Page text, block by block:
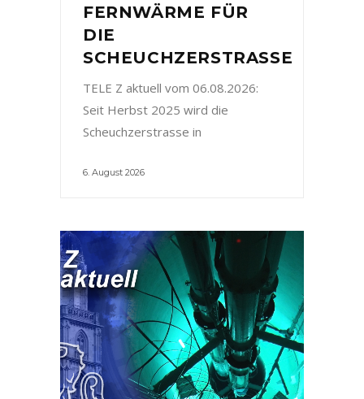
FERNWÄRME FÜR
DIE
SCHEUCHZERSTRASSE
TELE Z aktuell vom 06.08.2026:
Seit Herbst 2025 wird die
Scheuchzerstrasse in
6. August 2026